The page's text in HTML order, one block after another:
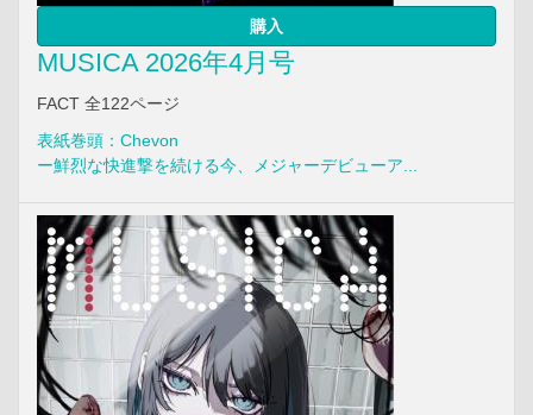
購入
MUSICA 2026年4月号
FACT 全122ページ
表紙巻頭：Chevon
ー鮮烈な快進撃を続ける今、メジャーデビューア...